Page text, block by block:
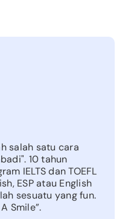
salah satu cara
10 tahun
IELTS dan TOEFL
ESP atau English
sesuatu yang fun.
Smile”.